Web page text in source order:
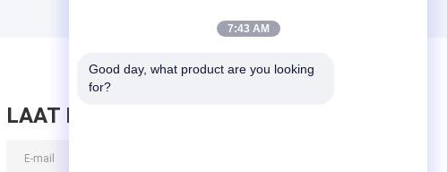
auto's
LAAT BERICHT ACHTER
7:43 AM
Good day, what product are you looking
for?